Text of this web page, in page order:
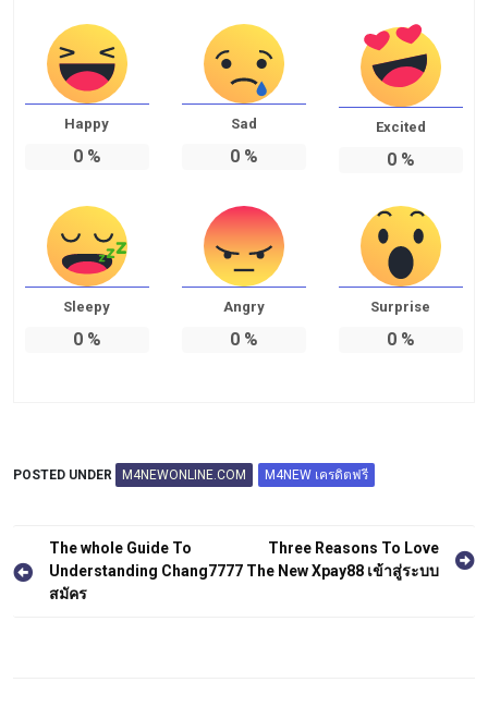
Happy
0%
Sad
0%
Excited
0%
Sleepy
0%
Angry
0%
Surprise
0%
POSTED UNDER M4NEWONLINE.COM M4NEW เครดิตฟรี
แนะแนว
เรื่อง
The whole Guide To
Understanding Chang7777
สมัคร
Three Reasons To Love
The New Xpay88 เข้าสู่ระบบ